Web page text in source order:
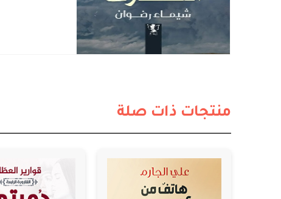
منتجات ذات صلة